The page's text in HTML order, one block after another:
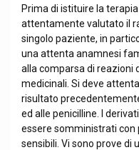
Prima di istituire la
attentamente valutato il
singolo paziente, in
una attenta anamnesi
alla comparsa di reazioni
medicinali. Si deve
risultato
ed alle penicilline. I
essere somministrati con
sensibili. Vi sono prove di